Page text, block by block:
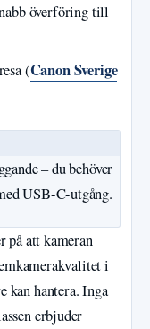
överföring till
(Canon Sverige
– du behöver
USB-C-utgång.
på att kameran
i
kan hantera. Inga
erbjuder